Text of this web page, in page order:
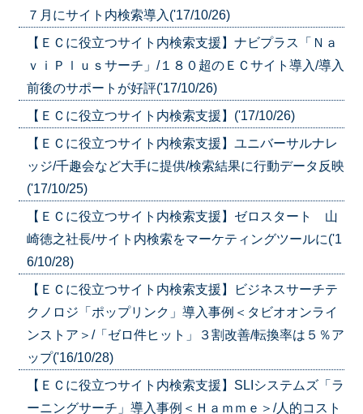
７月にサイト内検索導入('17/10/26)
【ＥＣに役立つサイト内検索支援】ナビプラス「Ｎａ
ｖｉＰｌｕｓサーチ」/１８０超のＥＣサイト導入/導入
前後のサポートが好評('17/10/26)
【ＥＣに役立つサイト内検索支援】('17/10/26)
【ＥＣに役立つサイト内検索支援】ユニバーサルナレ
ッジ/千趣会など大手に提供/検索結果に行動データ反映
('17/10/25)
【ＥＣに役立つサイト内検索支援】ゼロスタート 山
崎徳之社長/サイト内検索をマーケティングツールに('1
6/10/28)
【ＥＣに役立つサイト内検索支援】ビジネスサーチテ
クノロジ「ポップリンク」導入事例＜タビオオンライ
ンストア＞/「ゼロ件ヒット」３割改善/転換率は５％ア
ップ('16/10/28)
【ＥＣに役立つサイト内検索支援】SLIシステムズ「ラ
ーニングサーチ」導入事例＜Ｈａｍｍｅ＞/人的コスト